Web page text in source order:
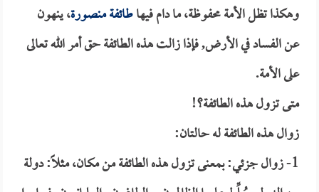
وهكذا تظل الأمة محفوظة، ما دام فيهاطائفة منصورة، ينهون
عن الفساد في الأرض, فإذا زالت هذه الطائفة حق أمر الله تعالى
على الأمة.
متى تزول هذه الطائفة؟!
زوال هذه الطائفة له حالتان:
1- زوال جزئي: بمعنى تزول هذه الطائفة من مكان، مثلاً: دولة